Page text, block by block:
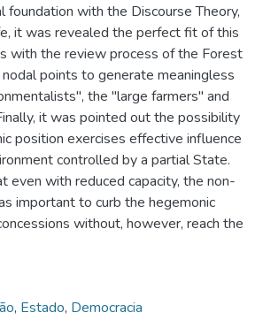
foundation with the Discourse Theory,
it was revealed the perfect fit of this
with the review process of the Forest
points to generate meaningless
the "large farmers" and
it was pointed out the possibility
position exercises effective influence
controlled by a partial State.
even with reduced capacity, the non-
important to curb the hegemonic
without, however, reach the
, Estado, Democracia